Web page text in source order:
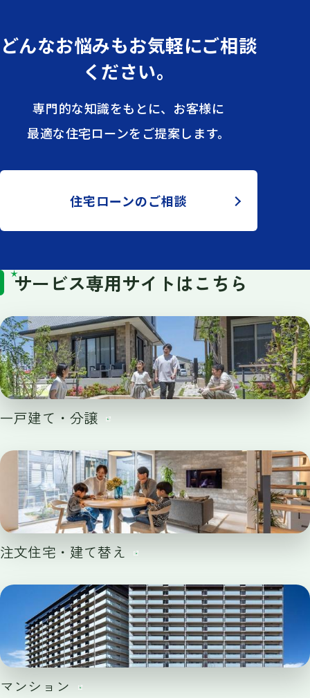
どんなお悩みもお気軽にご相談
ください。
専門的な知識をもとに、お客様に
最適な住宅ローンをご提案します。
住宅ローンのご相談
サービス専用サイトはこちら
一戸建て・分譲
注文住宅・建て替え
マンション